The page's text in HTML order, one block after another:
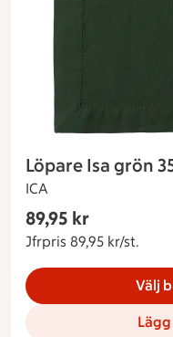
Löpare Isa grön
ICA
89,95 kr
Jfrpris 89,95 kr/st.
Välj